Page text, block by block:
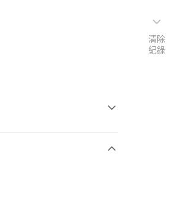
清除
紀錄